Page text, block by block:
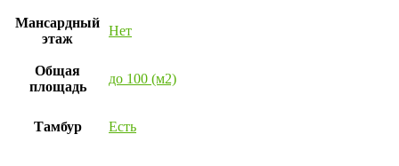
Мансардный
этаж
Нет
Общая
площадь
до 100 (м2)
Тамбур Есть